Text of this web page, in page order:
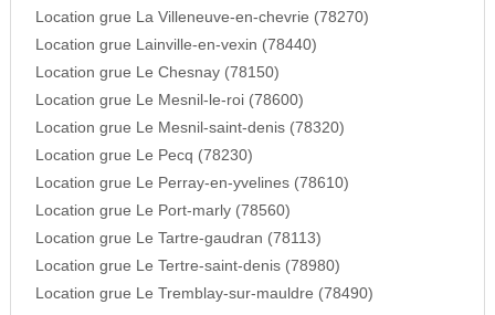
Location grue La Villeneuve-en-chevrie (78270)
Location grue Lainville-en-vexin (78440)
Location grue Le Chesnay (78150)
Location grue Le Mesnil-le-roi (78600)
Location grue Le Mesnil-saint-denis (78320)
Location grue Le Pecq (78230)
Location grue Le Perray-en-yvelines (78610)
Location grue Le Port-marly (78560)
Location grue Le Tartre-gaudran (78113)
Location grue Le Tertre-saint-denis (78980)
Location grue Le Tremblay-sur-mauldre (78490)